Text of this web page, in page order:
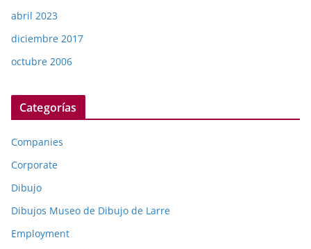
abril 2023
diciembre 2017
octubre 2006
Categorías
Companies
Corporate
Dibujo
Dibujos Museo de Dibujo de Larre
Employment